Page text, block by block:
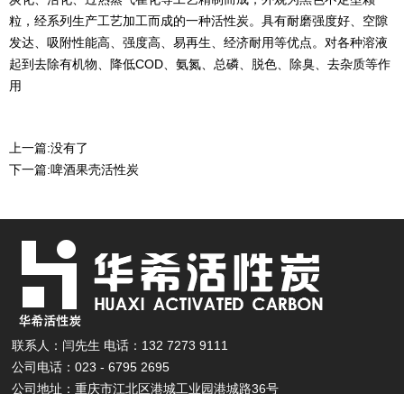
粒，经系列生产工艺加工而成的一种活性炭。具有耐磨强度好、空隙
发达、吸附性能高、强度高、易再生、经济耐用等优点。对各种溶液
起到去除有机物、降低COD、氨氮、总磷、脱色、除臭、去杂质等作
用
上一篇:没有了
下一篇:啤酒果壳活性炭
联系人：闫先生 电话：132 7273 9111
公司电话：023 - 6795 2695
公司地址：重庆市江北区港城工业园港城路36号